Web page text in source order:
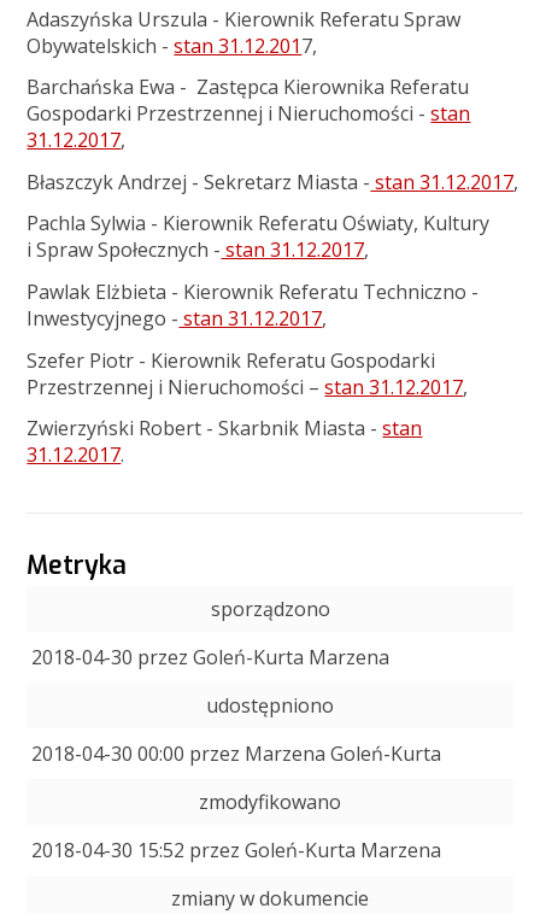
Adaszyńska Urszula - Kierownik Referatu Spraw
Obywatelskich -stan 31.12.2017,
Barchańska Ewa - Zastępca Kierownika Referatu
Gospodarki Przestrzennej i Nieruchomości -stan
31.12.2017,
Błaszczyk Andrzej - Sekretarz Miasta - stan 31.12.2017,
Pachla Sylwia - Kierownik Referatu Oświaty, Kultury
i Spraw Społecznych - stan 31.12.2017,
Pawlak Elżbieta - Kierownik Referatu Techniczno -
Inwestycyjnego - stan 31.12.2017,
Szefer Piotr - Kierownik Referatu Gospodarki
Przestrzennej i Nieruchomości –stan 31.12.2017,
Zwierzyński Robert - Skarbnik Miasta -stan
31.12.2017.
Metryka
sporządzono
2018-04-30 przez Goleń-Kurta Marzena
udostępniono
2018-04-30 00:00 przez Marzena Goleń-Kurta
zmodyfikowano
2018-04-30 15:52 przez Goleń-Kurta Marzena
zmiany w dokumencie